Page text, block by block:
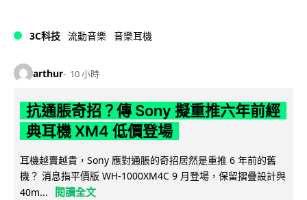
3C科技 流動音樂 音樂耳機
arthur 10 小時
抗通脹奇招？傳 Sony 擬重推六年前經
典耳機 XM4 低價登場
耳機越賣越貴，Sony 應對通脹的奇招居然是重推 6 年前的舊
機？ 消息指平價版 WH-1000XM4C 9 月登場，保留摺疊設計與
40m...
閱讀全文